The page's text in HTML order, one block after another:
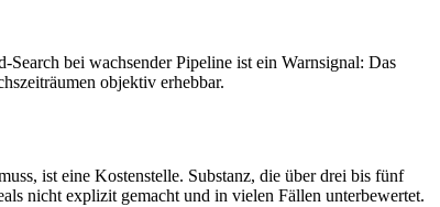
bei wachsender Pipeline ist ein Warnsignal: Das
objektiv erhebbar.
ist eine Kostenstelle. Substanz, die über drei bis fünf
nicht explizit gemacht und in vielen Fällen unterbewertet.